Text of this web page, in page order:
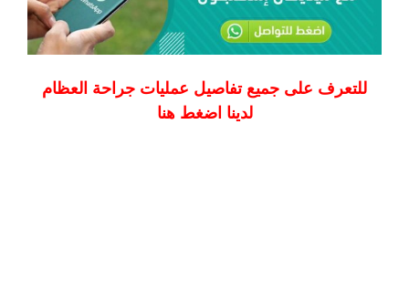
للتعرف على جميع تفاصيل عمليات جراحة العظام
لدينا اضغط هنا